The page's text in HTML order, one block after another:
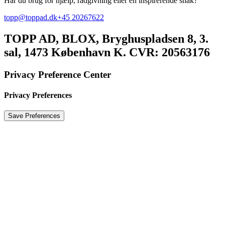
topp@toppad.dk+45 20267622
TOPP AD, BLOX, Bryghuspladsen 8, 3.
sal, 1473 København K. CVR: 20563176
Privacy Preference Center
Privacy Preferences